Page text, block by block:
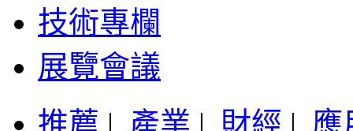
技術專欄
展覽會議
推薦 | 產業 | 財經 | 應